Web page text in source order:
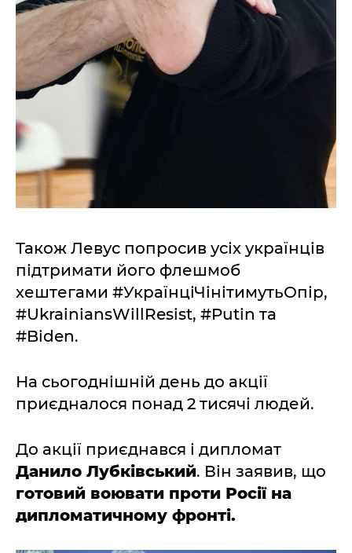
Також Левус попросив усіх українців
підтримати його флешмоб
хештегами #УкраїнціЧінітимутьОпір,
#UkrainiansWillResist, #Putin та
#Biden.
На сьогоднішній день до акції
приєдналося понад 2 тисячі людей.
До акції приєднався і дипломат
Данило Лубківський. Він заявив, що
готовий воювати проти Росії на
дипломатичному фронті.